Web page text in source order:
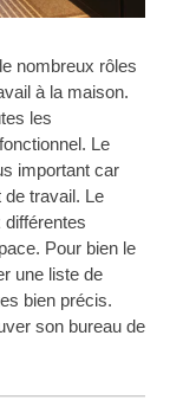
nombreux rôles
à la maison.
les
Le
important car
de travail. Le
différentes
Pour bien le
une liste de
bien précis.
son bureau de